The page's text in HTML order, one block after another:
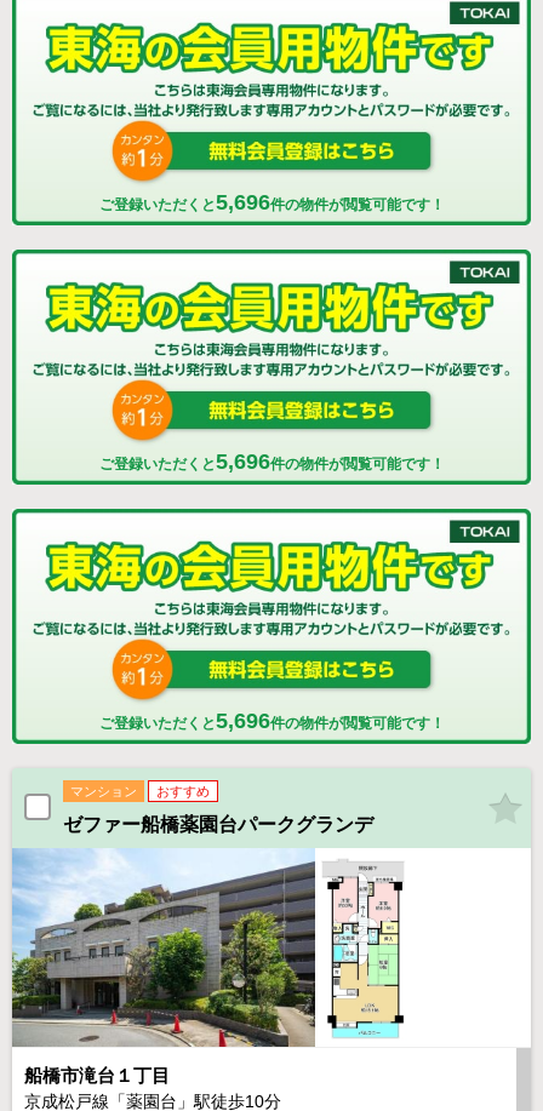
ご登録いただくと5,696件の物件が閲覧可能です！
ご登録いただくと5,696件の物件が閲覧可能です！
ご登録いただくと5,696件の物件が閲覧可能です！
マンション おすすめ
ゼファー船橋薬園台パークグランデ
船橋市滝台１丁目
京成松戸線「薬園台」駅徒歩10分